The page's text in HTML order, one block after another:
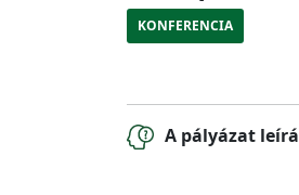
KONFERENCIA
A pályázat